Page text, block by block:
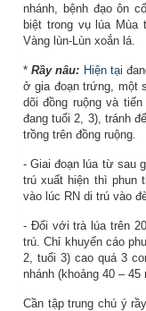
nhánh, bệnh đạo ôn
biệt trong vụ lúa Mùa
Vàng lùn-Lùn xoắn lá.
*Rầy nâu: Hiện tại
ở gia đoạn trứng, một
dõi đồng ruộng và
đang tuổi 2, 3), tránh
trồng trên đồng ruộng.
- Giai đoạn lúa từ sau
trú xuất hiện thì phun
vào lúc RN di trú vào
- Đối với trà lúa trên
trú. Chỉ khuyến cáo
2, tuổi 3) cao quá 3
nhánh (khoảng 40 – 45
Cần tập trung chú ý